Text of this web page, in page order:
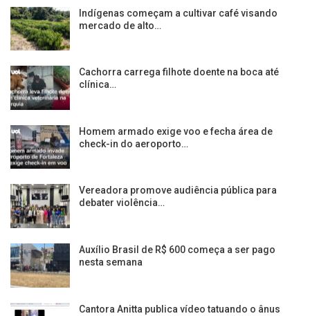
Indígenas começam a cultivar café visando
mercado de alto…
Cachorra carrega filhote doente na boca até
clínica…
Homem armado exige voo e fecha área de
check-in do aeroporto…
Vereadora promove audiência pública para
debater violência…
Auxílio Brasil de R$ 600 começa a ser pago
nesta semana
Cantora Anitta publica vídeo tatuando o ânus